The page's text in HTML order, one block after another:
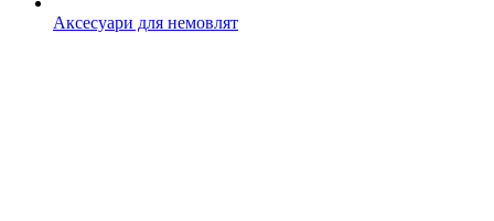
Аксесуари для немовлят